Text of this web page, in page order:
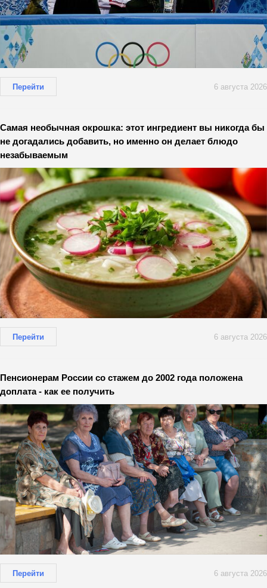
Перейти 6 августа 2026
Самая необычная окрошка: этот ингредиент вы никогда бы
не догадались добавить, но именно он делает блюдо
незабываемым
Перейти 6 августа 2026
Пенсионерам России со стажем до 2002 года положена
доплата - как ее получить
Перейти 6 августа 2026